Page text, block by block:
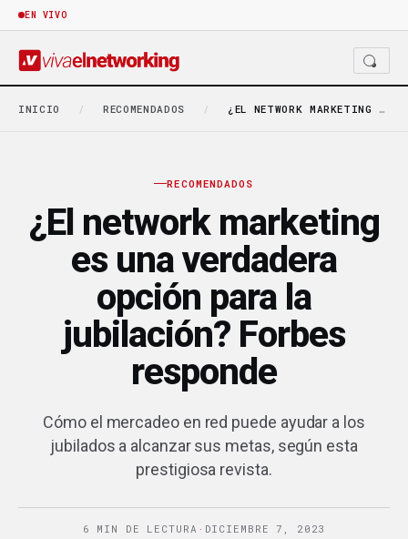
EN VIVO
INICIO / RECOMENDADOS / ¿EL NETWORK MARKETING ES UNA VERDADERA OPCIÓN PARA…
RECOMENDADOS
¿El network marketing
es una verdadera
opción para la
jubilación? Forbes
responde
Cómo el mercadeo en red puede ayudar a los
jubilados a alcanzar sus metas, según esta
prestigiosa revista.
6 MIN DE LECTURA · DICIEMBRE 7, 2023